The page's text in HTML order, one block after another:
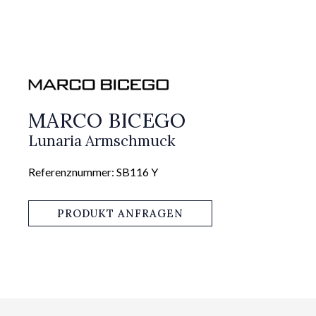
MARCO BICEGO
Lunaria Armschmuck
Referenznummer: SB116 Y
PRODUKT ANFRAGEN